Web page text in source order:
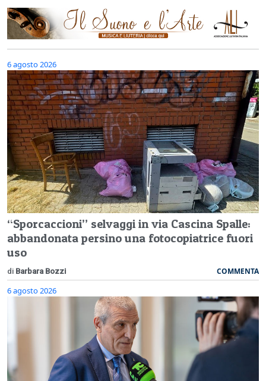
6 agosto 2026
“Sporcaccioni” selvaggi in via Cascina Spalle:
abbandonata persino una fotocopiatrice fuori
uso
di Barbara Bozzi COMMENTA
6 agosto 2026